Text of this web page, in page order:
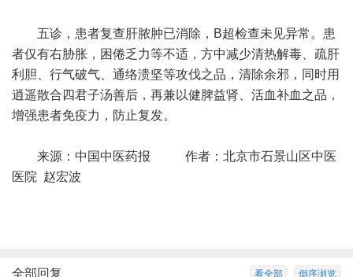
五诊，患者复查肝脓肿已消除，B超检查未见异常。患
者仅有右胁胀，困倦乏力等不适，方中减少清热解毒、疏肝
利胆、行气破气、通络溃坚等攻伐之品，清除余邪，同时用
逍遥散合四君子汤善后，再兼以健脾益肾、活血补血之品，
增强患者免疫力，防止复发。
来源：中国中医药报 作者：北京市石景山区中医
医院 赵宏波
倒序浏览
看全部
全部回复